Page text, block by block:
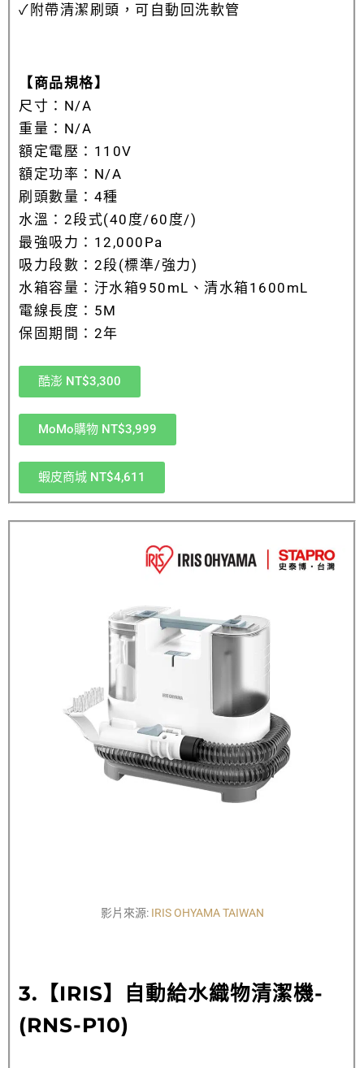
✓ 附帶清潔刷頭，可自動回洗軟管
【商品規格】
尺寸：N/A
重量：N/A
額定電壓：110V
額定功率：N/A
刷頭數量：4種
水溫：2段式(40度/60度/)
最強吸力：12,000Pa
吸力段數：2段(標準/強力)
水箱容量：汙水箱950mL、清水箱1600mL
電線長度：5M
保固期間：2年
酷澎 NT$3,300
MoMo購物 NT$3,999
蝦皮商城 NT$4,611
影片來源: IRIS OHYAMA TAIWAN
3.【IRIS】自動給水織物清潔機-
(RNS-P10)